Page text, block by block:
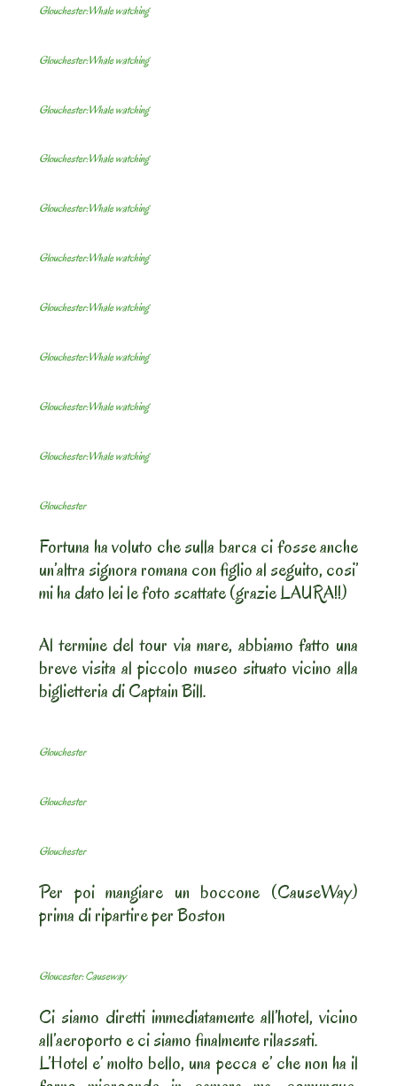
Glouchester:Whale watching
Glouchester:Whale watching
Glouchester:Whale watching
Glouchester:Whale watching
Glouchester:Whale watching
Glouchester:Whale watching
Glouchester:Whale watching
Glouchester:Whale watching
Glouchester:Whale watching
Glouchester:Whale watching
Glouchester
Fortuna ha voluto che sulla barca ci fosse anche
un’altra signora romana con figlio al seguito, cosi’
mi ha dato lei le foto scattate (grazie LAURA!!)
Al termine del tour via mare, abbiamo fatto una
breve visita al piccolo museo situato vicino alla
biglietteria di Captain Bill.
Glouchester
Glouchester
Glouchester
Per poi mangiare un boccone (CauseWay)
prima di ripartire per Boston
Gloucester: Causeway
Ci siamo diretti immediatamente all’hotel, vicino
all’aeroporto e ci siamo finalmente rilassati.
L’Hotel e’ molto bello, una pecca e’ che non ha il